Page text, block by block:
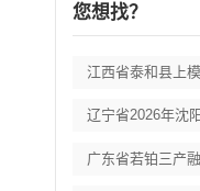
您想找？
辽宁省2026年沈
广东省若铂三产